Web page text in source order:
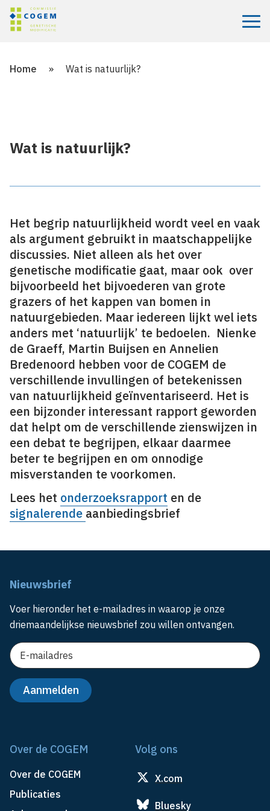
Menu
Home » Wat is natuurlijk?
Wat is natuurlijk?
Het begrip natuurlijkheid wordt veel en vaak
als argument gebruikt in maatschappelijke
discussies. Niet alleen als het over
genetische modificatie gaat, maar ook over
bijvoorbeeld het bijvoederen van grote
grazers of het kappen van bomen in
natuurgebieden. Maar iedereen lijkt wel iets
anders met ‘natuurlijk’ te bedoelen. Nienke
de Graeff, Martin Buijsen en Annelien
Bredenoord hebben voor de COGEM de
verschillende invullingen of betekenissen
van natuurlijkheid geïnventariseerd. Het is
een bijzonder interessant rapport geworden
dat helpt om de verschillende zienswijzen in
een debat te begrijpen, elkaar daarmee
beter te begrijpen en om onnodige
misverstanden te voorkomen.
Lees het onderzoeksrapport en de
signalerende aanbiedingsbrief
Nieuwsbrief
Voer hieronder het e-mailadres in waarop je onze
driemaandelijkse nieuwsbrief zou willen ontvangen.
Over de COGEM
Over de COGEM
Publicaties
Volg ons
X.com
Bluesky